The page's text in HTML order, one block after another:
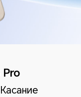
Pro